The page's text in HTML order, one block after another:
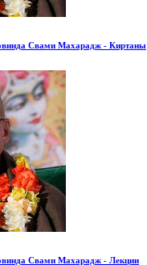
Свами Махарадж - Киртаны
Свами Махарадж - Лекции